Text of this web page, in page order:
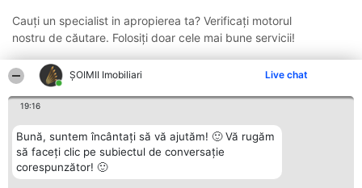
ȘOIMII Imobiliari Live chat
19:16
Bună, suntem încântați să vă ajutăm! 🙂 Vă rugăm
să faceți clic pe subiectul de conversație
corespunzător! 🙂
Cauți un specialist in apropierea ta? Verificați motorul
nostru de căutare. Folosiți doar cele mai bune servicii!